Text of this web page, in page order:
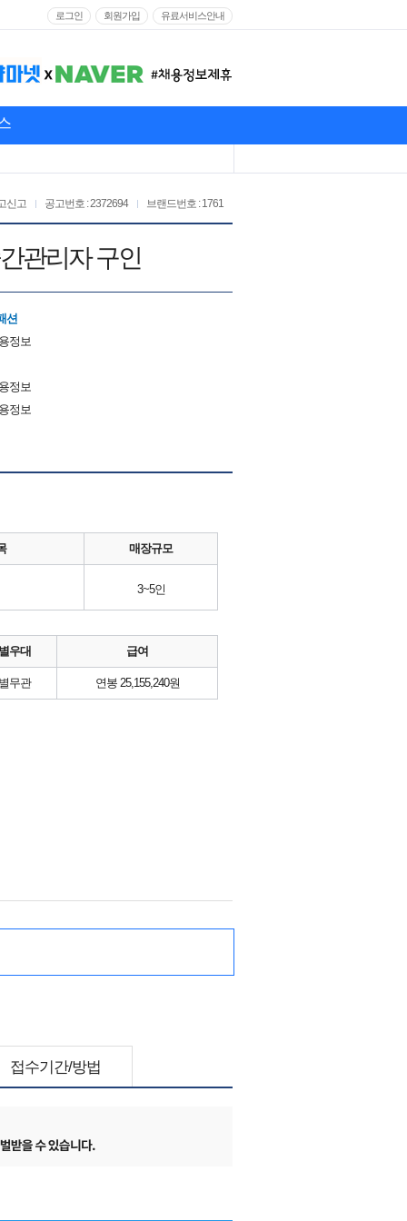
로그인 회원가입 유료서비스안내
브랜드번호 : 1761
공고번호 : 2372694
신고
관리자 구인
션
정보
정보
정보
매장규모
3~5인
우대 급여
무관 연봉 25,155,240원
접수기간/방법